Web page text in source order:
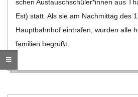
G
O
L
schen Austauschschüler*innen aus
Est) statt. Als sie am Nach­mit­tag des
Haupt­bahn­hof ein­tra­fen, wur­den alle
fa­mi­lien begrüßt.